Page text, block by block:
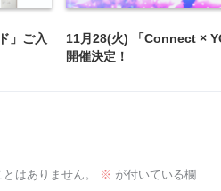
」ご入
11月28(火) 「Connect ×
開催決定！
はありません。 ※ が付いている欄